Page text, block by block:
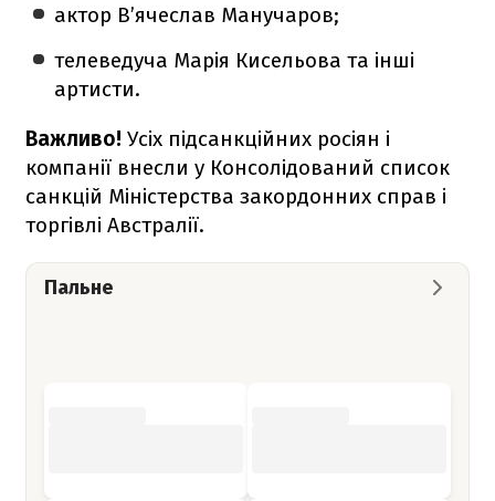
актор В’ячеслав Манучаров;
телеведуча Марія Кисельова та інші
артисти.
Важливо! Усіх підсанкційних росіян і
компанії внесли у Консолідований список
санкцій Міністерства закордонних справ і
торгівлі Австралії.
Пальне